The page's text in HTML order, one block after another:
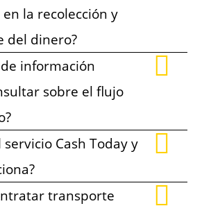
la recolección y
del dinero?
información
sobre el flujo
servicio Cash Today y
transporte